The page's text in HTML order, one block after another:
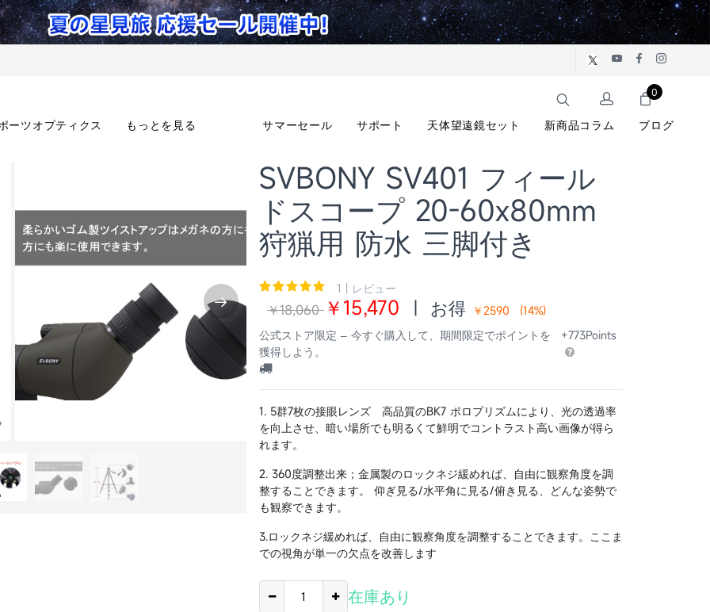
ーツオプティクス もっとを見る サマーセール サポート 天体望遠鏡セット 新商品コラム ブログ
0
SVBONY SV401 フィール
ドスコープ 20-60x80mm
狩猟用 防水 三脚付き
1 | レビュー
￥18,060 ￥15,470 | お得 ￥2590 (14%)
公式ストア限定 – 今すぐ購入して、期間限定でポイントを
獲得しよう。
+773Points
1. 5群7枚の接眼レンズ 高品質のBK7 ポロプリズムにより、光の透過率
を向上させ、暗い場所でも明るくて鮮明でコントラスト高い画像が得ら
れます。
2. 360度調整出来；金属製のロックネジ緩めれば、自由に観察角度を調
整することできます。 仰ぎ見る/水平角に見る/俯き見る、どんな姿勢で
も観察できます。
3.ロックネジ緩めれば、自由に観察角度を調整することできます。ここま
での視角が単一の欠点を改善します
在庫あり